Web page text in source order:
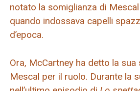
notato la somiglianza di
quando indossava capelli
d’epoca.
Ora, McCartney ha detto la sua
Mescal per il ruolo. Durante la